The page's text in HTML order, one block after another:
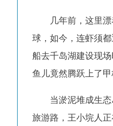
几年前，这里
球，如今，连虾须
船去千岛湖建设现
鱼儿竟然腾跃上了甲
当淤泥堆成生
旅游路，王小垸人